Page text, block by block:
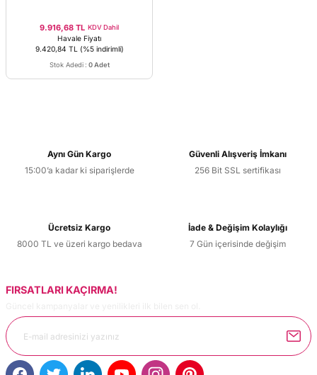
9.916,68 TL KDV Dahil
Havale Fiyatı
9.420,84 TL
(%5 indirimli)
Stok Adedi : 0 Adet
Aynı Gün Kargo
15:00’a kadar ki siparişlerde
Güvenli Alışveriş İmkanı
256 Bit SSL sertifikası
Ücretsiz Kargo
8000 TL ve üzeri kargo bedava
İade & Değişim Kolaylığı
7 Gün içerisinde değişim
FIRSATLARI KAÇIRMA!